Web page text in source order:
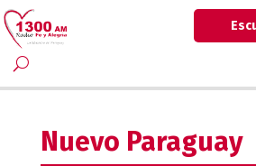
Nuevo Paraguay